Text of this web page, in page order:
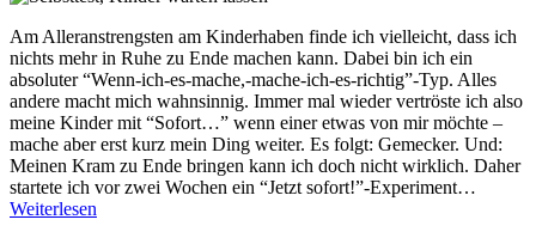
Am Alleranstrengsten am Kinderhaben finde ich vielleicht, dass ich
nichts mehr in Ruhe zu Ende machen kann. Dabei bin ich ein
absoluter “Wenn-ich-es-mache,-mache-ich-es-richtig”-Typ. Alles
andere macht mich wahnsinnig. Immer mal wieder vertröste ich also
meine Kinder mit “Sofort…” wenn einer etwas von mir möchte –
mache aber erst kurz mein Ding weiter. Es folgt: Gemecker. Und:
Meinen Kram zu Ende bringen kann ich doch nicht wirklich. Daher
startete ich vor zwei Wochen ein “Jetzt sofort!”-Experiment…
Weiterlesen